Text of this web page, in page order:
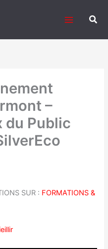
–
du Public
SUR : FORMATIONS &